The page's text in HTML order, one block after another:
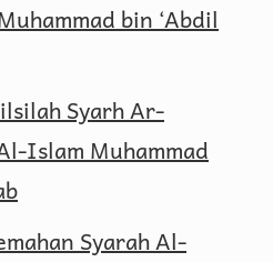
bin ‘Abdil
Syarh Ar-
Islam Muhammad
Syarah Al-